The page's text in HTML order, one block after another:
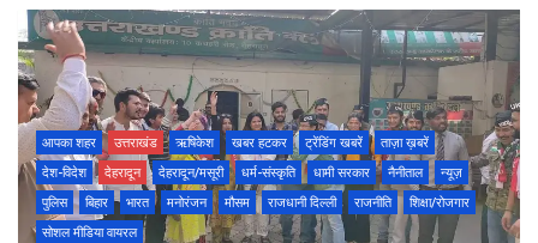
ce
b
o
o
k
tt
er
at
s
A
p
p
ar
e
आपका शहर उत्तराखंड ऋषिकेश खबर हटकर ट्रेंडिंग खबरें
ताज़ा ख़बरें
देश-विदेश
देहरादून देहरादून/मसूरी धर्म-संस्कृति धामी सरकार नैनीताल
न्यूज़
पुलिस
बिहार भारत मनोरंजन मौसम राजधानी दिल्ली राजनीति
शिक्षा/रोजगार
सोशल मीडिया वायरल